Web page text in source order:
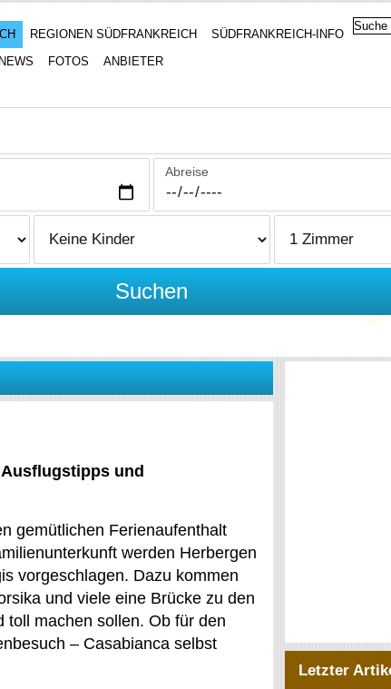
REGIONEN SÜDFRANKREICH
SÜDFRANKREICH-INFO
NEWS FOTOS ANBIETER
Abreise
Suchen
und
gemütlichen Ferienaufenthalt
werden Herbergen
vorgeschlagen. Dazu kommen
und viele eine Brücke zu den
toll machen sollen. Ob für den
– Casabianca selbst
Letzter